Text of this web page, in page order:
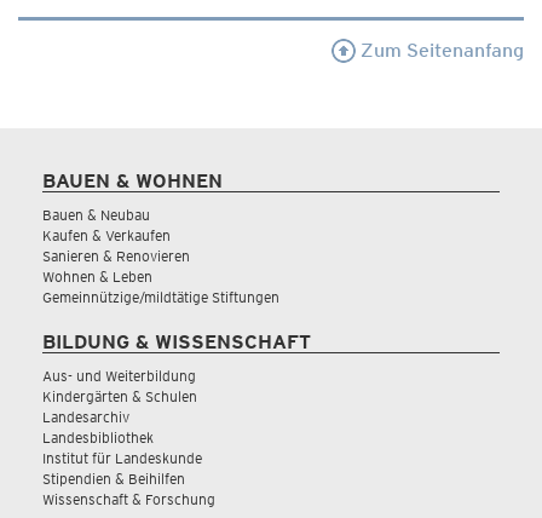
Zum Seitenanfang
BAUEN & WOHNEN
Bauen & Neubau
Kaufen & Verkaufen
Sanieren & Renovieren
Wohnen & Leben
Gemeinnützige/mildtätige Stiftungen
BILDUNG & WISSENSCHAFT
Aus- und Weiterbildung
Kindergärten & Schulen
Landesarchiv
Landesbibliothek
Institut für Landeskunde
Stipendien & Beihilfen
Wissenschaft & Forschung